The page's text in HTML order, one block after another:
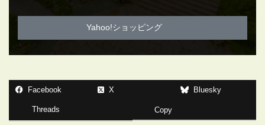
Yahoo!ショッピング
Facebook X Bluesky
Threads Copy